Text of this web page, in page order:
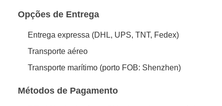
Opções de Entrega
Entrega expressa (DHL, UPS, TNT, Fedex)
Transporte aéreo
Transporte marítimo (porto FOB: Shenzhen)
Métodos de Pagamento